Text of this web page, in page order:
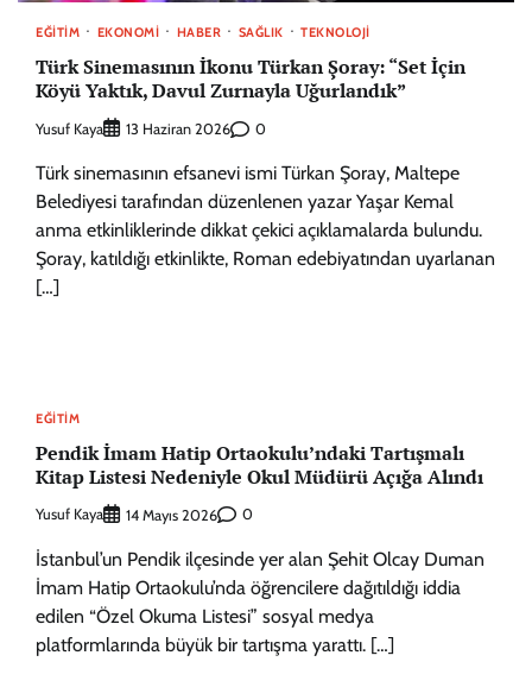
EĞITIM EKONOMI HABER SAĞLIK TEKNOLOJI
Türk Sinemasının İkonu Türkan Şoray: “Set İçin
Köyü Yaktık, Davul Zurnayla Uğurlandık”
Yusuf Kaya 13 Haziran 2026 0
Türk sinemasının efsanevi ismi Türkan Şoray, Maltepe
Belediyesi tarafından düzenlenen yazar Yaşar Kemal
anma etkinliklerinde dikkat çekici açıklamalarda bulundu.
Şoray, katıldığı etkinlikte, Roman edebiyatından uyarlanan
[…]
EĞITIM
Pendik İmam Hatip Ortaokulu’ndaki Tartışmalı
Kitap Listesi Nedeniyle Okul Müdürü Açığa Alındı
Yusuf Kaya 14 Mayıs 2026 0
İstanbul’un Pendik ilçesinde yer alan Şehit Olcay Duman
İmam Hatip Ortaokulu’nda öğrencilere dağıtıldığı iddia
edilen “Özel Okuma Listesi” sosyal medya
platformlarında büyük bir tartışma yarattı. […]